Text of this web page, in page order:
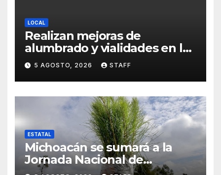
LOCAL
Realizan mejoras de
alumbrado y vialidades en la
colonia La Escondida
5 AGOSTO, 2026 STAFF
ESTATAL
Michoacán se sumará a la
Jornada Nacional de
Reforestación con 13